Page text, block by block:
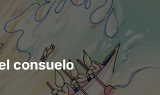
consuelo